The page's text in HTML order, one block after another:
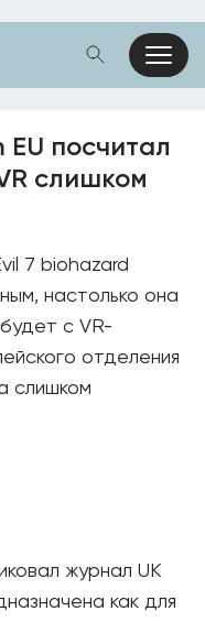
посчитал
слишком
7 biohazard
настолько она
с VR-
отделения
слишком
журнал UK
как для